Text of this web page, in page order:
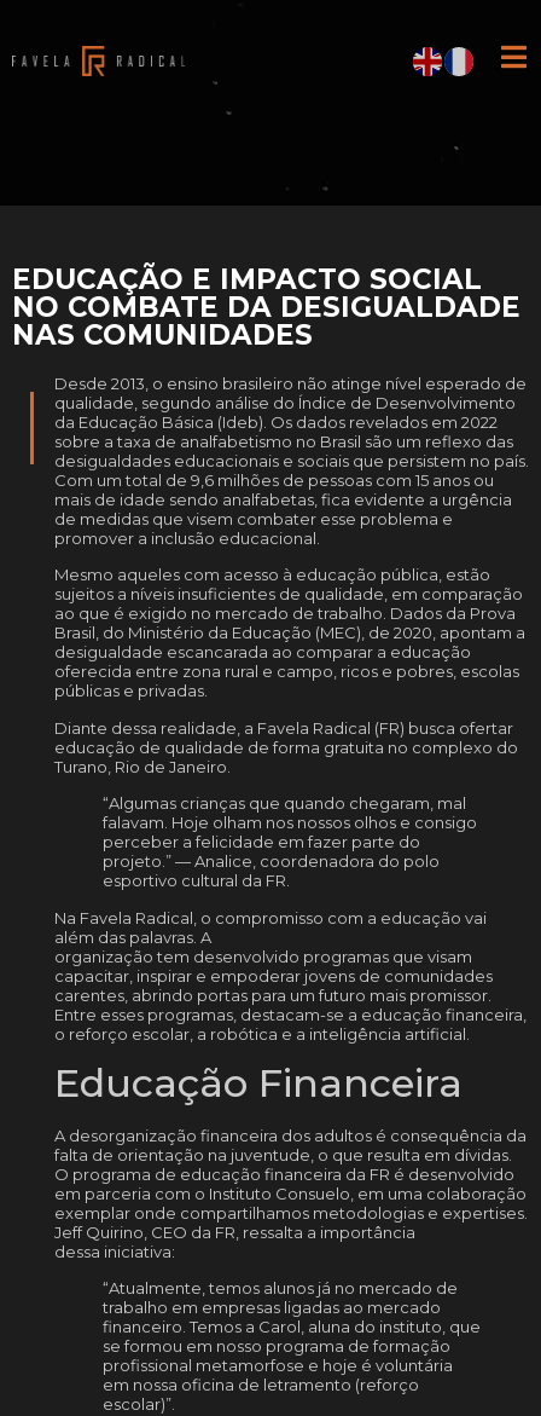
EDUCAÇÃO E IMPACTO SOCIAL
NO COMBATE DA DESIGUALDADE
NAS COMUNIDADES
Desde 2013, o ensino brasileiro não atinge nível esperado de
qualidade, segundo análise do Índice de Desenvolvimento
da Educação Básica (Ideb). Os dados revelados em 2022
sobre a taxa de analfabetismo no Brasil são um reflexo das
desigualdades educacionais e sociais que persistem no país.
Com um total de 9,6 milhões de pessoas com 15 anos ou
mais de idade sendo analfabetas, fica evidente a urgência
de medidas que visem combater esse problema e
promover a inclusão educacional.
Mesmo aqueles com acesso à educação pública, estão
sujeitos a níveis insuficientes de qualidade, em comparação
ao que é exigido no mercado de trabalho. Dados da Prova
Brasil, do Ministério da Educação (MEC), de 2020, apontam a
desigualdade escancarada ao comparar a educação
oferecida entre zona rural e campo, ricos e pobres, escolas
públicas e privadas.
Diante dessa realidade, a Favela Radical (FR) busca ofertar
educação de qualidade de forma gratuita no complexo do
Turano, Rio de Janeiro.
“Algumas crianças que quando chegaram, mal
falavam. Hoje olham nos nossos olhos e consigo
perceber a felicidade em fazer parte do
projeto.” — Analice, coordenadora do polo
esportivo cultural da FR.
Na Favela Radical, o compromisso com a educação vai
além das palavras. A
organização tem desenvolvido programas que visam
capacitar, inspirar e empoderar jovens de comunidades
carentes, abrindo portas para um futuro mais promissor.
Entre esses programas, destacam-se a educação financeira,
o reforço escolar, a robótica e a inteligência artificial.
Educação Financeira
A desorganização financeira dos adultos é consequência da
falta de orientação na juventude, o que resulta em dívidas.
O programa de educação financeira da FR é desenvolvido
em parceria com o Instituto Consuelo, em uma colaboração
exemplar onde compartilhamos metodologias e expertises.
Jeff Quirino, CEO da FR, ressalta a importância
dessa iniciativa:
“Atualmente, temos alunos já no mercado de
trabalho em empresas ligadas ao mercado
financeiro. Temos a Carol, aluna do instituto, que
se formou em nosso programa de formação
profissional metamorfose e hoje é voluntária
em nossa oficina de letramento (reforço
escolar)”.